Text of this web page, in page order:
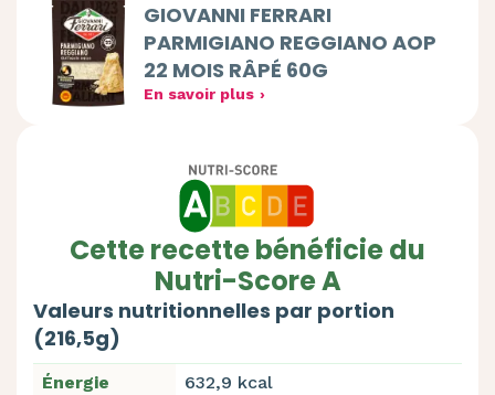
GIOVANNI FERRARI
PARMIGIANO REGGIANO AOP
22 MOIS RÂPÉ 60G
En savoir plus
Cette recette bénéficie du
Nutri-Score A
Valeurs nutritionnelles par portion
(216,5g)
Énergie
632,9 kcal